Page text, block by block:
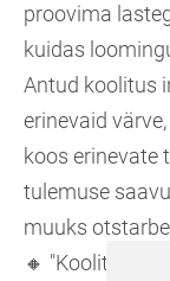
proovima
kuidas
Antud koolitus
erinevaid
koos erinevate
tulemuse
muuks
🔸​ "Koolitaja